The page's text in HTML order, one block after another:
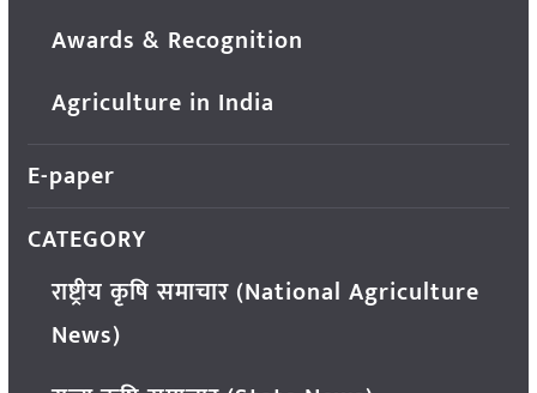
Awards & Recognition
Agriculture in India
E-paper
CATEGORY
राष्ट्रीय कृषि समाचार (National Agriculture
News)